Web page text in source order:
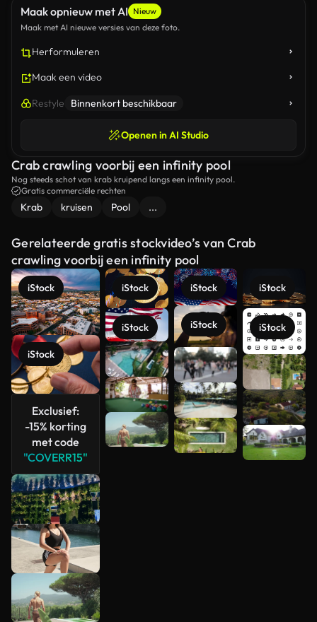
Maak opnieuw met AI Nieuw
Maak met AI nieuwe versies van deze foto.
Herformuleren
Maak een video
Restyle Binnenkort beschikbaar
Openen in AI Studio
Crab crawling voorbij een infinity pool
Nog steeds schot van krab kruipend langs een infinity pool.
Gratis commerciële rechten
Krab kruisen Pool ...
Gerelateerde gratis stockvideo’s van Crab
crawling voorbij een infinity pool
iStock
iStock
Exclusief:
-15% korting
met code
"COVERR15"
iStock
iStock
iStock
iStock
iStock
iStock
Meer
bekijken